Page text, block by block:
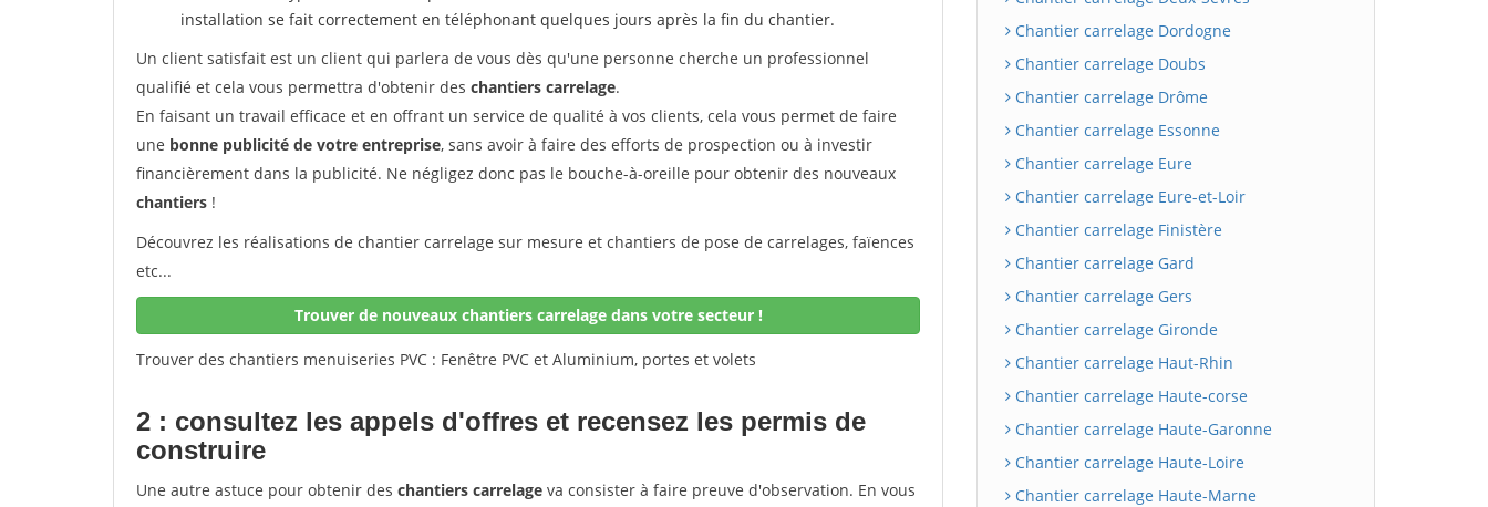
installation se fait correctement en téléphonant quelques jours après la fin du chantier.
Un client satisfait est un client qui parlera de vous dès qu'une personne cherche un professionnel
qualifié et cela vous permettra d'obtenir des chantiers carrelage.
En faisant un travail efficace et en offrant un service de qualité à vos clients, cela vous permet de faire
une bonne publicité de votre entreprise, sans avoir à faire des efforts de prospection ou à investir
financièrement dans la publicité. Ne négligez donc pas le bouche-à-oreille pour obtenir des nouveaux
chantiers !
Découvrez les réalisations de chantier carrelage sur mesure et chantiers de pose de carrelages, faïences
etc...
Trouver de nouveaux chantiers carrelage dans votre secteur !
Trouver des chantiers menuiseries PVC : Fenêtre PVC et Aluminium, portes et volets
2 : consultez les appels d'offres et recensez les permis de
construire
Une autre astuce pour obtenir des chantiers carrelage va consister à faire preuve d'observation. En vous
Chantier carrelage Dordogne
Chantier carrelage Doubs
Chantier carrelage Drôme
Chantier carrelage Essonne
Chantier carrelage Eure
Chantier carrelage Eure-et-Loir
Chantier carrelage Finistère
Chantier carrelage Gard
Chantier carrelage Gers
Chantier carrelage Gironde
Chantier carrelage Haut-Rhin
Chantier carrelage Haute-corse
Chantier carrelage Haute-Garonne
Chantier carrelage Haute-Loire
Chantier carrelage Haute-Marne